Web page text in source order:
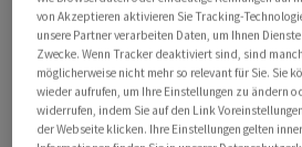
gewertet, hiess es damals in einer
Erklärung.
Während des Iran-Kriegs feuerte
Republik als Vergeltung für die
von Akzeptieren aktivieren Sie Tracking-
unsere Partner verarbeiten Daten, um Ihnen
Zwecke. Wenn Tracker deaktiviert sind, sind
möglicherweise nicht mehr so relevant für Sie. Sie
wieder aufrufen, um Ihre Einstellungen zu ändern
widerrufen, indem Sie auf den Link
der Webseite klicken. Ihre Einstellungen gelten